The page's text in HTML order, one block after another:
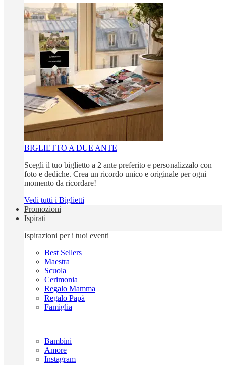
BIGLIETTO A DUE ANTE
Scegli il tuo biglietto a 2 ante preferito e personalizzalo con
foto e dediche. Crea un ricordo unico e originale per ogni
momento da ricordare!
Vedi tutti i Biglietti
Promozioni
Ispirati
Ispirazioni per i tuoi eventi
Best Sellers
Maestra
Scuola
Cerimonia
Regalo Mamma
Regalo Papà
Famiglia
Bambini
Amore
Instagram